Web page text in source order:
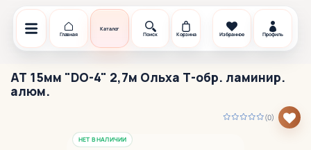
Главная
Каталог
Поиск
Корзина Избранное Профиль
АТ 15мм "DO-4" 2,7м Ольха Т-обр. ламинир.
алюм.
(0)
НЕТ В НАЛИЧИИ